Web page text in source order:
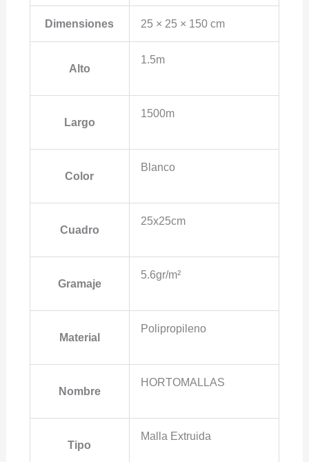
Dimensiones 25 × 25 × 150 cm
Alto
1.5m
Largo
1500m
Color
Blanco
Cuadro
25x25cm
Gramaje
5.6gr/m²
Material
Polipropileno
Nombre
HORTOMALLAS
Tipo
Malla Extruida